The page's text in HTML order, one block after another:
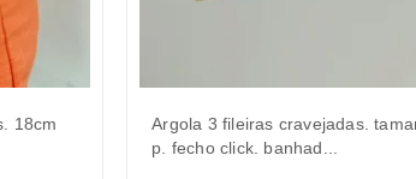
argola 3 fileiras cravejadas. tamanho
p. fecho click. banhad...